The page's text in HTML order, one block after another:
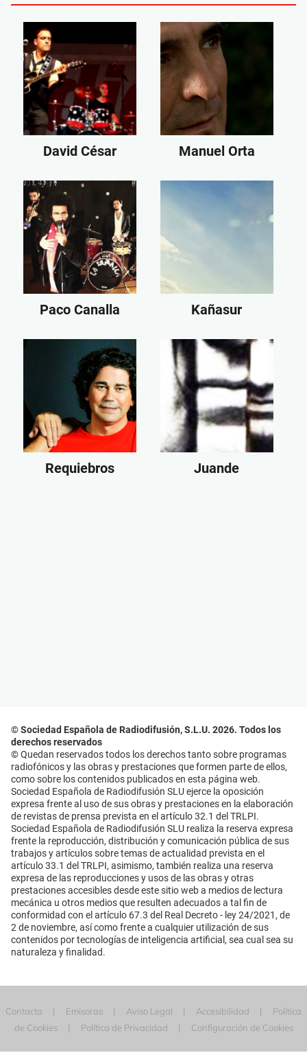
David César Manuel Orta
Paco Canalla Kañasur
Requiebros Juande
© Sociedad Española de Radiodifusión, S.L.U. 2026. Todos los
derechos reservados
© Quedan reservados todos los derechos tanto sobre programas
radiofónicos y las obras y prestaciones que formen parte de ellos,
como sobre los contenidos publicados en esta página web.
Sociedad Española de Radiodifusión SLU ejerce la oposición
expresa frente al uso de sus obras y prestaciones en la elaboración
de revistas de prensa prevista en el artículo 32.1 del TRLPI.
Sociedad Española de Radiodifusión SLU realiza la reserva expresa
frente la reproducción, distribución y comunicación pública de sus
trabajos y artículos sobre temas de actualidad prevista en el
artículo 33.1 del TRLPI, asimismo, también realiza una reserva
expresa de las reproducciones y usos de las obras y otras
prestaciones accesibles desde este sitio web a medios de lectura
mecánica u otros medios que resulten adecuados a tal fin de
conformidad con el artículo 67.3 del Real Decreto - ley 24/2021, de
2 de noviembre, así como frente a cualquier utilización de sus
contenidos por tecnologías de inteligencia artificial, sea cual sea su
naturaleza y finalidad.
Contacta Emisoras Aviso Legal Accesibilidad
Política
de Cookies
Política de Privacidad Configuración de Cookies